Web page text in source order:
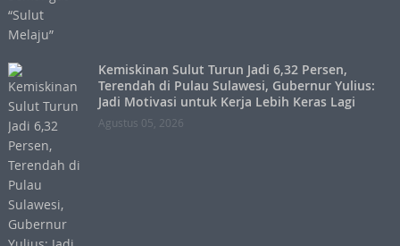
Kemiskinan Sulut Turun Jadi 6,32 Persen,
Terendah di Pulau Sulawesi, Gubernur Yulius:
Jadi Motivasi untuk Kerja Lebih Keras Lagi
Agustus 05, 2026